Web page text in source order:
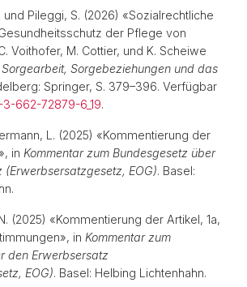
und Pileggi, S. (2026) «Sozialrechtliche
der Pflege von
Voithofer, M. Cottier, und K. Scheiwe
Sorgebeziehungen und das
Springer, S. 379–396. Verfügbar
3-662-72879-6_19.
L. (2025) «Kommentierung der
in Kommentar zum Bundesgesetz über
EOG). Basel:
(2025) «Kommentierung der Artikel, 1a,
in Kommentar zum
den Erwerbsersatz
EOG). Basel: Helbing Lichtenhahn.